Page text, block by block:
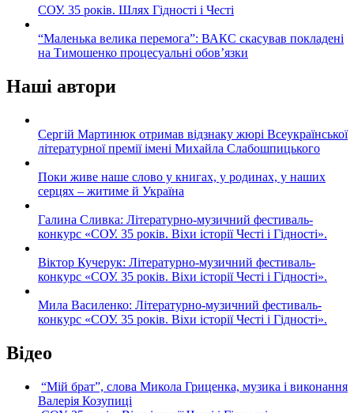
СОУ. 35 років. Шлях Гідності і Честі
“Маленька велика перемога”: ВАКС скасував покладені
на Тимошенко процесуальні обов’язки
Наші автори
Сергій Мартинюк отримав відзнаку жюрі Всеукраїнської
літературної премії імені Михайла Слабошпицького
Поки живе наше слово у книгах, у родинах, у наших
серцях – житиме й Україна
Галина Сливка: Літературно-музичний фестиваль-
конкурс «СОУ. 35 років. Віхи історії Честі і Гідності».
Віктор Кучерук: Літературно-музичний фестиваль-
конкурс «СОУ. 35 років. Віхи історії Честі і Гідності».
Мила Василенко: Літературно-музичний фестиваль-
конкурс «СОУ. 35 років. Віхи історії Честі і Гідності».
Відео
“Мій брат”, слова Микола Гриценка, музика і виконання
Валерія Козупиці